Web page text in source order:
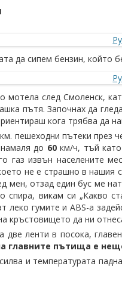
да сипем бензин, който
мотела след Смоленск,
пътя. Започнах да
кога трябва да
км. пешеходни пътеки през
до 60км/ч, тъй като
газ извън населените
не е страшно в нашия
мен, отзад един бус ме
викам си „Какво
леко гумите и ABS-а
кръстовището да ни
две ленти в посока,
главните пътища е
и температурата